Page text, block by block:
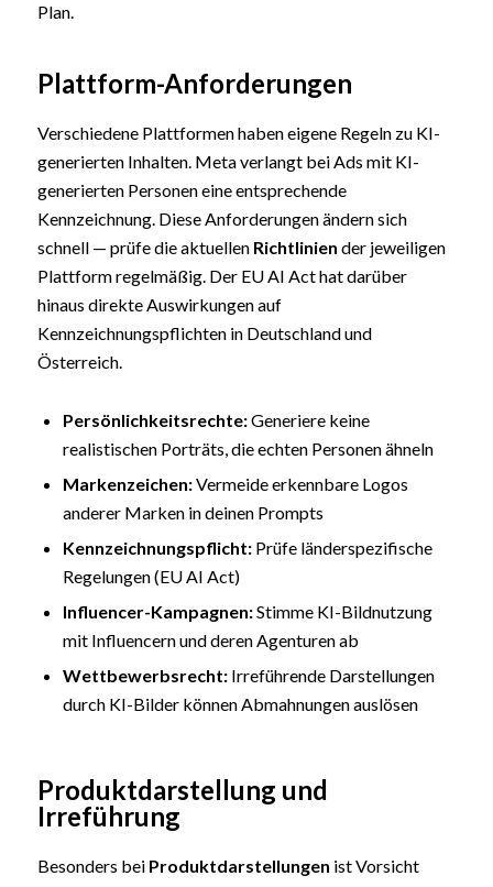
Plan.
Plattform-Anforderungen
Verschiedene Plattformen haben eigene Regeln zu KI-
generierten Inhalten. Meta verlangt bei Ads mit KI-
generierten Personen eine entsprechende
Kennzeichnung. Diese Anforderungen ändern sich
schnell — prüfe die aktuellen Richtlinien der jeweiligen
Plattform regelmäßig. Der EU AI Act hat darüber
hinaus direkte Auswirkungen auf
Kennzeichnungspflichten in Deutschland und
Österreich.
Persönlichkeitsrechte:Generiere keine
realistischen Porträts, die echten Personen ähneln
Markenzeichen:Vermeide erkennbare Logos
anderer Marken in deinen Prompts
Kennzeichnungspflicht:Prüfe länderspezifische
Regelungen (EU AI Act)
Influencer-Kampagnen:Stimme KI-Bildnutzung
mit Influencern und deren Agenturen ab
Wettbewerbsrecht:Irreführende Darstellungen
durch KI-Bilder können Abmahnungen auslösen
Produktdarstellung und
Irreführung
Besonders bei Produktdarstellungen ist Vorsicht